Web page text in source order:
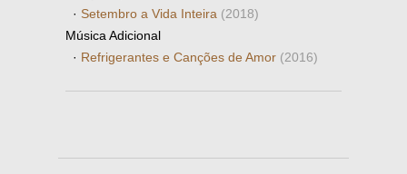
· Setembro a Vida Inteira (2018)
Música Adicional
· Refrigerantes e Canções de Amor (2016)